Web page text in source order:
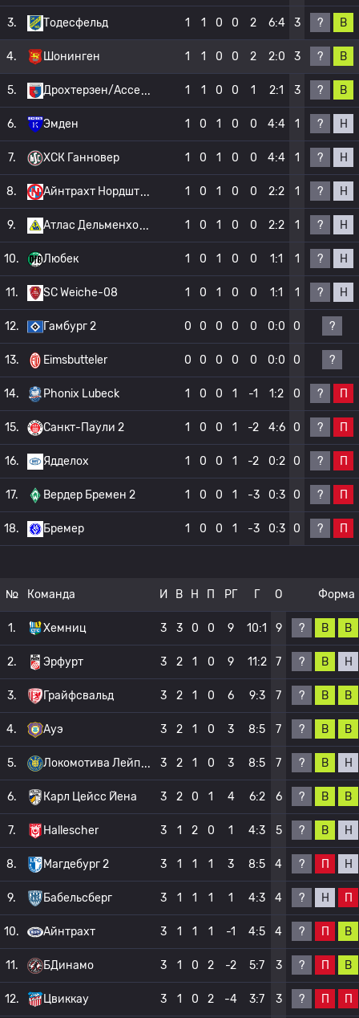
3. Тодесфельд 1 1 0 0 2 6:4 3 ? В
4. Шонинген 1 1 0 0 2 2:0 3 ? В
5. Дрохтерзен/Ассе 1 1 0 0 1 2:1 3 ? В
6. Эмден 1 0 1 0 0 4:4 1 ? Н
7. ХСК Ганновер 1 0 1 0 0 4:4 1 ? Н
8. Айнтрахт Нордшт 1 0 1 0 0 2:2 1 ? Н
9. Атлас Дельменхо 1 0 1 0 0 2:2 1 ? Н
10. Любек 1 0 1 0 0 1:1 1 ? Н
11. SC Weiche-08 1 0 1 0 0 1:1 1 ? Н
12. Гамбург 2 0 0 0 0 0 0:0 0 ?
13. Eimsbutteler 0 0 0 0 0 0:0 0 ?
14. Phonix Lubeck 1 0 0 1 -1 1:2 0 ? П
15. Санкт-Паули 2 1 0 0 1 -2 4:6 0 ? П
16. Ядделох 1 0 0 1 -2 0:2 0 ? П
17. Вердер Бремен 2 1 0 0 1 -3 0:3 0 ? П
18. Бремер 1 0 0 1 -3 0:3 0 ? П
№ Команда И В Н П РГ Г О Форма
1. Хемниц 3 3 0 0 9 10:1 9 ? В В
2. Эрфурт 3 2 1 0 9 11:2 7 ? В Н
3. Грайфсвальд 3 2 1 0 6 9:3 7 ? В В
4. Ауэ 3 2 1 0 3 8:5 7 ? В В
5. Локомотива Лейп 3 2 1 0 3 8:5 7 ? В Н
6. Карл Цейсс Йена 3 2 0 1 4 6:2 6 ? В В
7. Hallescher 3 1 2 0 1 4:3 5 ? В Н
8. Магдебург 2 3 1 1 1 3 8:5 4 ? П Н
9. Бабельсберг 3 1 1 1 1 4:3 4 ? Н П
10. Айнтрахт 3 1 1 1 -1 4:5 4 ? П В
11. БДинамо 3 1 0 2 -2 5:7 3 ? П В
12. Цвиккау 3 1 0 2 -4 3:7 3 ? П П